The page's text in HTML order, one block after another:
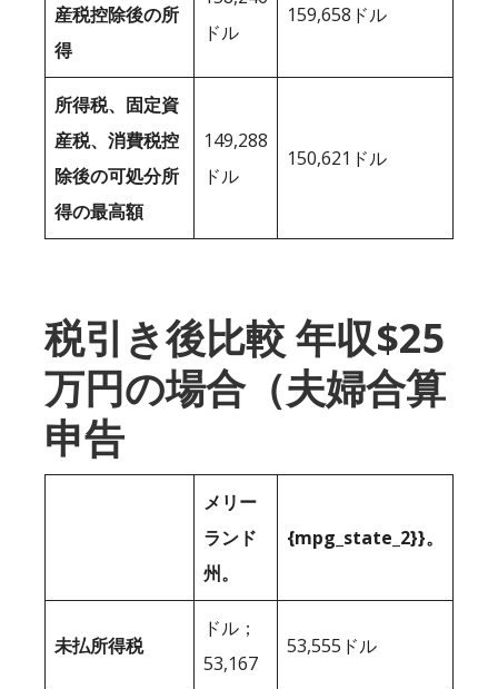
産税控除後の所
得
ドル
159,658ドル
所得税、固定資
産税、消費税控
除後の可処分所
得の最高額
149,288
ドル
150,621ドル
税引き後比較 年収$25
万円の場合（夫婦合算
申告
メリー
ランド
州。
{mpg_state_2}}。
未払所得税
ドル；
53,167
53,555ドル